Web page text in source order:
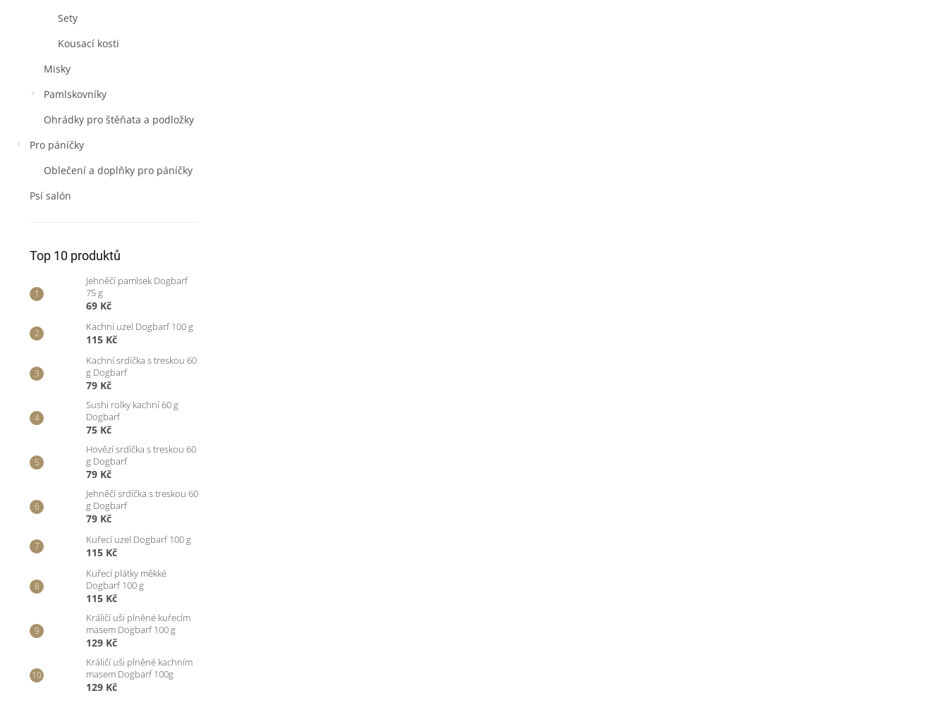
Sety
Kousací kosti
Misky
Pamlskovníky
Ohrádky pro štěňata a podložky
Pro páníčky
Oblečení a doplňky pro páníčky
Psí salón
Top 10 produktů
Jehněčí pamlsek Dogbarf
75 g
69 Kč
Kachní uzel Dogbarf 100 g
115 Kč
Kachní srdíčka s treskou 60
g Dogbarf
79 Kč
Sushi rolky kachní 60 g
Dogbarf
75 Kč
Hovězí srdíčka s treskou 60
g Dogbarf
79 Kč
Jehněčí srdíčka s treskou 60
g Dogbarf
79 Kč
Kuřecí uzel Dogbarf 100 g
115 Kč
Kuřecí plátky měkké
Dogbarf 100 g
115 Kč
Králičí uši plněné kuřecím
masem Dogbarf 100 g
129 Kč
Králičí uši plněné kachním
masem Dogbarf 100g
129 Kč